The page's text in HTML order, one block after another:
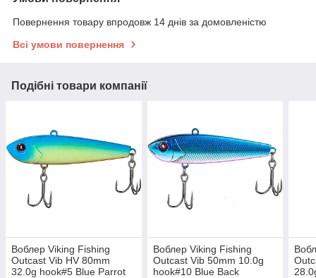
Повернення товару впродовж 14 днів за домовленістю
Всі умови повернення
Подібні товари компанії
Воблер Viking Fishing
Outcast Vib HV 80mm
32.0g hook#5 Blue Parrot
Воблер Viking Fishing
Outcast Vib 50mm 10.0g
hook#10 Blue Back